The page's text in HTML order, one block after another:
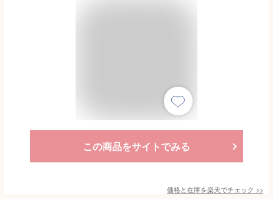
この商品をサイトでみる
価格と在庫を楽天でチェック >>